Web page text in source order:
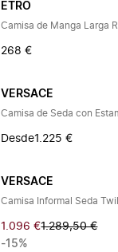
ETRO
Camisa de Manga Larga
268 €
VERSACE
Camisa de Seda con
Desde1.225 €
VERSACE
Camisa Informal Seda
1.096 €1.289,50 €
-15%